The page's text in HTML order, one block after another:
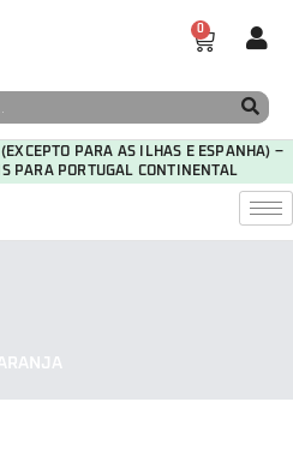
0
PARA AS ILHAS E ESPANHA) –
PARA PORTUGAL CONTINENTAL